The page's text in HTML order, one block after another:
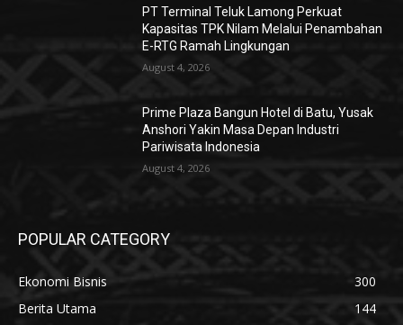
PT Terminal Teluk Lamong Perkuat
Kapasitas TPK Nilam Melalui Penambahan
E-RTG Ramah Lingkungan
August 4, 2026
Prime Plaza Bangun Hotel di Batu, Yusak
Anshori Yakin Masa Depan Industri
Pariwisata Indonesia
August 4, 2026
POPULAR CATEGORY
Ekonomi Bisnis
300
Berita Utama
144